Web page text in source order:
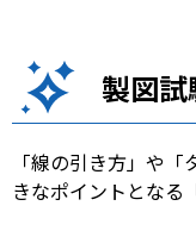
製図
「線の引き方」や
きなポイントとなる